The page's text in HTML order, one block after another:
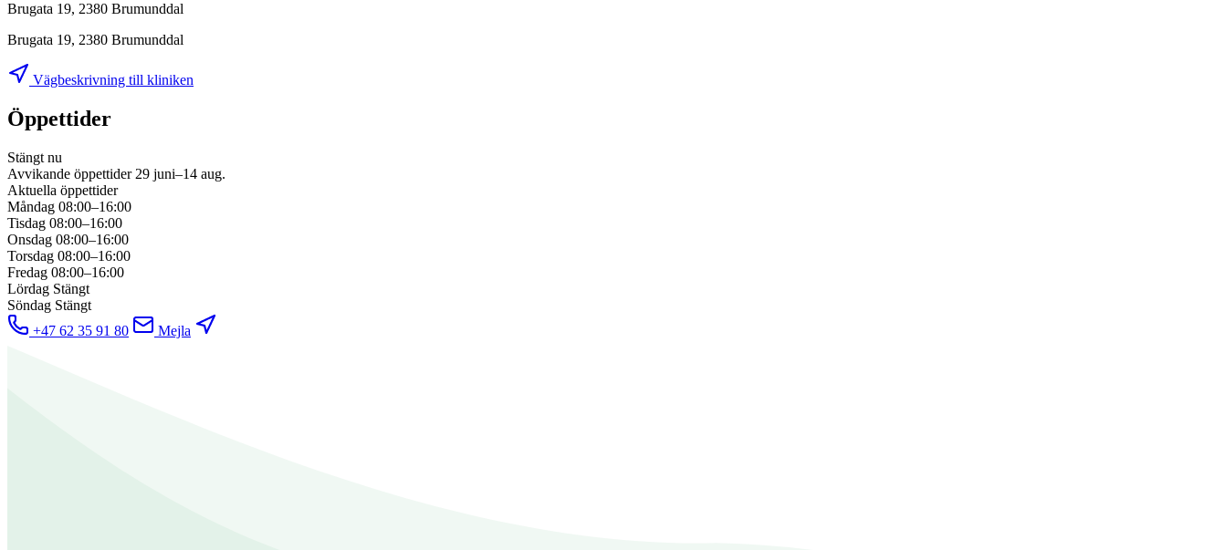
Brugata 19, 2380 Brumunddal
Brugata 19, 2380 Brumunddal
Vägbeskrivning till kliniken
Öppettider
Stängt nu
Avvikande öppettider 29 juni–14 aug.
Aktuella öppettider
Måndag 08:00–16:00
Tisdag 08:00–16:00
Onsdag 08:00–16:00
Torsdag 08:00–16:00
Fredag 08:00–16:00
Lördag Stängt
Söndag Stängt
+47 62 35 91 80
Mejla